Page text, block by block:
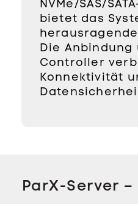
NVMe/SAS/
bietet das
Die
Controller
Konnektivität
ParX-Server